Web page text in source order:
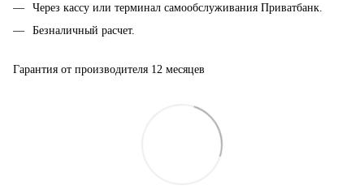
Через кассу или терминал самообслуживания Приватбанк.
Безналичный расчет.
Гарантия от производителя 12 месяцев